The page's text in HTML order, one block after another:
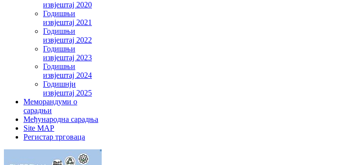
извјештај 2020
Годишњи
извјештај 2021
Годишњи
извјештај 2022
Годишњи
извјештај 2023
Годишњи
извјештај 2024
Годишнји
извјештај 2025
Меморандуми о
сарадњи
Међународна сарадња
Site MAP
Регистар трговаца